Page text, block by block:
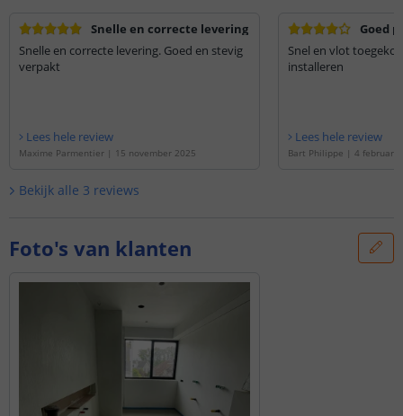
Snelle en correcte levering
Snelle en correcte levering. Goed en stevig
verpakt
Lees hele review
Maxime Parmentier | 15 november 2025
Goed
Snel en vlot
installeren
Lees hele review
Bart Philippe | 4 februari
Bekijk alle 3 reviews
Foto's van klanten